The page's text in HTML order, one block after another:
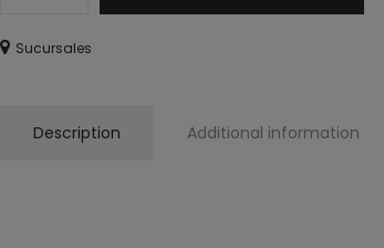
Sucursales
Description Additional information